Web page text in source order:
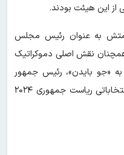
این هیئت بودند.
وجود آنکه در ۲۰۲۲ از سمتش به عنوان رئیس مجلس
همچنان نقش اصلی دموکراتیک
«جو بایدن»، رئیس جمهور
آمریکا برای کناره گیری از رقابت‌های انتخاباتی ریاست جمهوری ۲۰۲۴